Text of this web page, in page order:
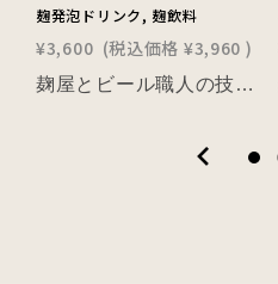
麹発泡ドリンク, 麹飲料
¥3,600 (税込価格 ¥3,960 )
麹屋とビール職人の技が造った他にないタイプの発泡酒！ 現代の食生活で不足している重要な栄養素「発酵パワー」をタップリ含んだ発泡酒「前立腺の友」。 淡い黄金色でほのかに甘いシャンパン風の味わい。 お酒が苦手な方にも抵抗なくお飲みいただけます。 食前酒としても最適ですので、ぜひ、お試しください！